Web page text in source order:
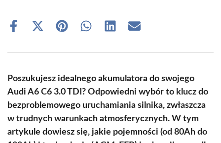
Share
Share
(Twitter)
Share Share Share Share
Poszukujesz idealnego akumulatora do swojego
Audi A6 C6 3.0 TDI? Odpowiedni wybór to klucz do
bezproblemowego uruchamiania silnika, zwłaszcza
w trudnych warunkach atmosferycznych. W tym
artykule dowiesz się, jakie pojemności (od 80Ah do